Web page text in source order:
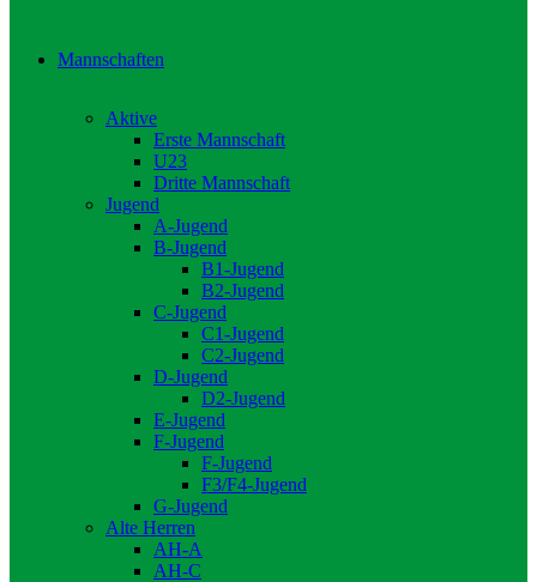
Mannschaften
Aktive
Erste Mannschaft
U23
Dritte Mannschaft
Jugend
A-Jugend
B-Jugend
B1-Jugend
B2-Jugend
C-Jugend
C1-Jugend
C2-Jugend
D-Jugend
D2-Jugend
E-Jugend
F-Jugend
F-Jugend
F3/F4-Jugend
G-Jugend
Alte Herren
AH-A
AH-C